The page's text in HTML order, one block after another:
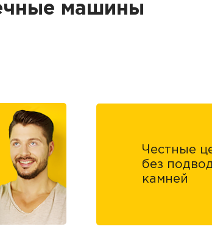
машины
Честные
без
камней